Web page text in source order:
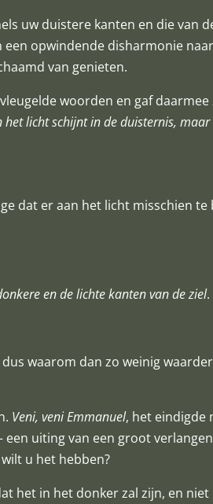
uw duistere kanten en die van
een opwindende disharmonie
van genieten.
woorden en gaf
het licht schijnt in de duisternis,
dat er aan het licht misschien te
en de lichte kanten van de ziel.
waarom dan zo weinig
Veni, veni Emmanuel, het eindigde
een uiting van een groot
u het hebben?
het in het donker zal zijn, en